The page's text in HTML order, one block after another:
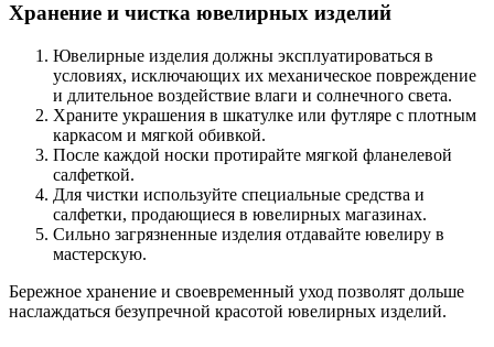
Хранение и чистка ювелирных изделий
Ювелирные изделия должны эксплуатироваться в
условиях, исключающих их механическое повреждение
и длительное воздействие влаги и солнечного света.
Храните украшения в шкатулке или футляре с плотным
каркасом и мягкой обивкой.
После каждой носки протирайте мягкой фланелевой
салфеткой.
Для чистки используйте специальные средства и
салфетки, продающиеся в ювелирных магазинах.
Сильно загрязненные изделия отдавайте ювелиру в
мастерскую.
Бережное хранение и своевременный уход позволят дольше
наслаждаться безупречной красотой ювелирных изделий.